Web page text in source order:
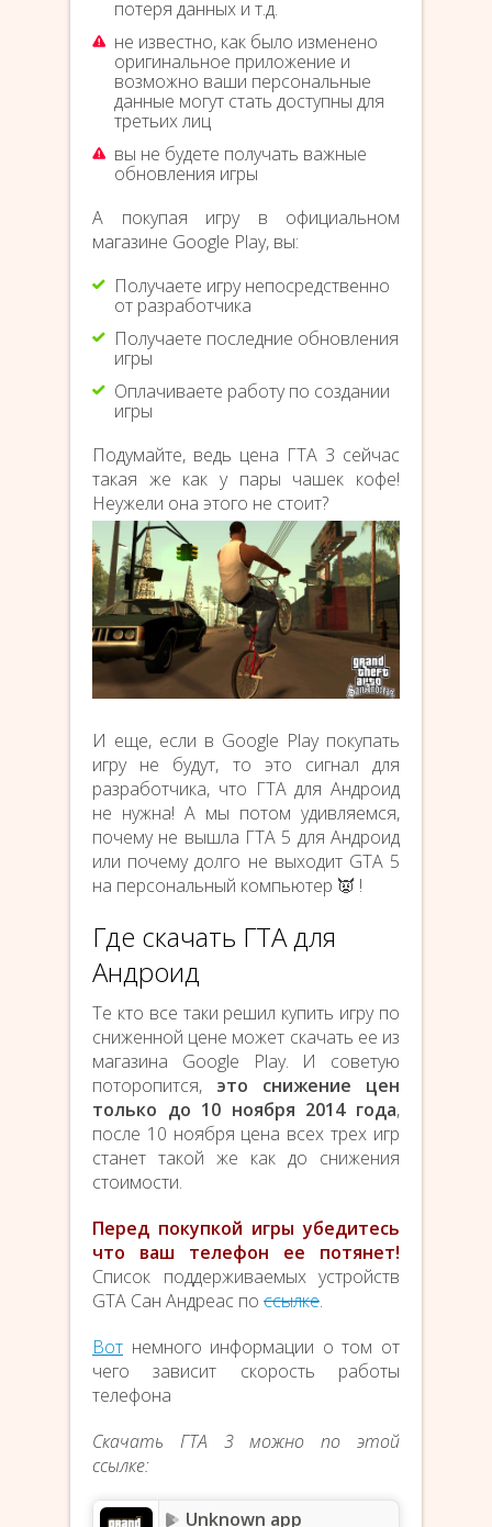
потеря данных и т.д.
не известно, как было изменено
оригинальное приложение и
возможно ваши персональные
данные могут стать доступны для
третьих лиц
вы не будете получать важные
обновления игры
А покупая игру в официальном
магазине Google Play, вы:
Получаете игру непосредственно
от разработчика
Получаете последние обновления
игры
Оплачиваете работу по создании
игры
Подумайте, ведь цена ГТА 3 сейчас
такая же как у пары чашек кофе!
Неужели она этого не стоит?
И еще, если в Google Play покупать
игру не будут, то это сигнал для
разработчика, что ГТА для Андроид
не нужна! А мы потом удивляемся,
почему не вышла ГТА 5 для Андроид
или почему долго не выходит GTA 5
на персональный компьютер 👿 !
Где скачать ГТА для
Андроид
Те кто все таки решил купить игру по
сниженной цене может скачать ее из
магазина Google Play. И советую
поторопится, это снижение цен
только до 10 ноября 2014 года,
после 10 ноября цена всех трех игр
станет такой же как до снижения
стоимости.
Перед покупкой игры убедитесь
что ваш телефон ее потянет!
Список поддерживаемых устройств
GTA Сан Андреас по ссылке.
Вот немного информации о том от
чего зависит скорость работы
телефона
Скачать ГТА 3 можно по этой
ссылке:
Unknown app